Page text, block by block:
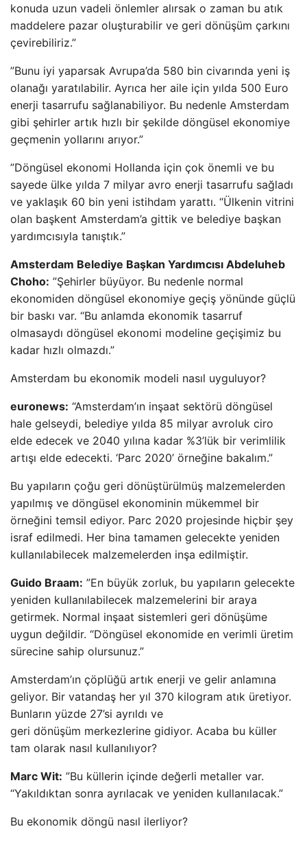
konuda uzun vadeli önlemler alırsak o zaman bu atık
maddelere pazar oluşturabilir ve geri dönüşüm çarkını
çevirebiliriz.”
”Bunu iyi yaparsak Avrupa’da 580 bin civarında yeni iş
olanağı yaratılabilir. Ayrıca her aile için yılda 500 Euro
enerji tasarrufu sağlanabiliyor. Bu nedenle Amsterdam
gibi şehirler artık hızlı bir şekilde döngüsel ekonomiye
geçmenin yollarını arıyor.”
”Döngüsel ekonomi Hollanda için çok önemli ve bu
sayede ülke yılda 7 milyar avro enerji tasarrufu sağladı
ve yaklaşık 60 bin yeni istihdam yarattı. “Ülkenin vitrini
olan başkent Amsterdam’a gittik ve belediye başkan
yardımcısıyla tanıştık.”
Amsterdam Belediye Başkan Yardımcısı Abdeluheb
Choho: ”Şehirler büyüyor. Bu nedenle normal
ekonomiden döngüsel ekonomiye geçiş yönünde güçlü
bir baskı var. “Bu anlamda ekonomik tasarruf
olmasaydı döngüsel ekonomi modeline geçişimiz bu
kadar hızlı olmazdı.”
Amsterdam bu ekonomik modeli nasıl uyguluyor?
euronews: “Amsterdam’ın inşaat sektörü döngüsel
hale gelseydi, belediye yılda 85 milyar avroluk ciro
elde edecek ve 2040 yılına kadar %3’lük bir verimlilik
artışı elde edecekti. ‘Parc 2020’ örneğine bakalım.”
Bu yapıların çoğu geri dönüştürülmüş malzemelerden
yapılmış ve döngüsel ekonominin mükemmel bir
örneğini temsil ediyor. Parc 2020 projesinde hiçbir şey
israf edilmedi. Her bina tamamen gelecekte yeniden
kullanılabilecek malzemelerden inşa edilmiştir.
Guido Braam: ”En büyük zorluk, bu yapıların gelecekte
yeniden kullanılabilecek malzemelerini bir araya
getirmek. Normal inşaat sistemleri geri dönüşüme
uygun değildir. “Döngüsel ekonomide en verimli üretim
sürecine sahip olursunuz.”
Amsterdam’ın çöplüğü artık enerji ve gelir anlamına
geliyor. Bir vatandaş her yıl 370 kilogram atık üretiyor.
Bunların yüzde 27’si ayrıldı ve
geri dönüşüm merkezlerine gidiyor. Acaba bu küller
tam olarak nasıl kullanılıyor?
Marc Wit: ”Bu küllerin içinde değerli metaller var.
“Yakıldıktan sonra ayrılacak ve yeniden kullanılacak.”
Bu ekonomik döngü nasıl ilerliyor?